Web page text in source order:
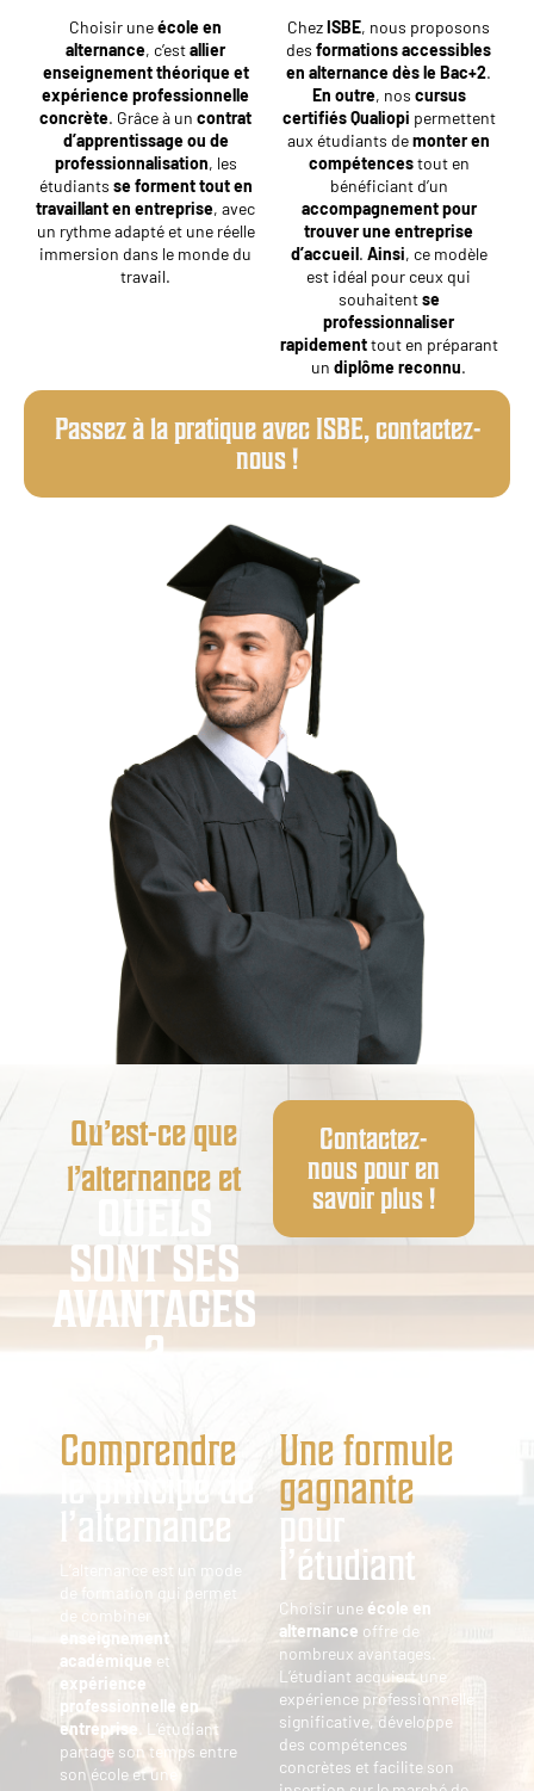
Choisir uneécole en
alternance, c’estallier
enseignement théorique et
expérience professionnelle
concrète. Grâce à un contrat
d’apprentissage ou de
professionnalisation, les
étudiants se forment tout en
travaillant en entreprise, avec
un rythme adapté et une réelle
immersion dans le monde du
travail.
Chez ISBE, nous proposons
des formations accessibles
en alternance dès le Bac+2.
En outre, nos cursus
certifiés Qualiopi permettent
aux étudiants demonter en
compétencestout en
bénéficiant d’un
accompagnement pour
trouver une entreprise
d’accueil . Ainsi, ce modèle
est idéal pour ceux qui
souhaitentse
professionnaliser
rapidementtout en préparant
un diplôme reconnu.
Passez à la pratique avec ISBE, contactez-
nous !
Qu’est-ce que
l’alternance et
QUELS
SONT SES
AVANTAGES
?
Contactez-
nous pour en
savoir plus !
Comprendre
le principe de
l’alternance
L’alternance est un mode
de formation qui permet
de combiner
enseignement
académique et
expérience
professionnelle en
entreprise
. L’étudiant
partage son temps entre
son école et une
Une formule
gagnante
pour
l’étudiant
Choisir une école en
alternance offre de
nombreux avantages.
L’étudiant acquiert une
expérience professionnelle
significative, développe
des compétences
concrètes et facilite son